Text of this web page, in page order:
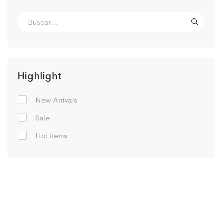
Highlight
New Arrivals
Sale
Hot items